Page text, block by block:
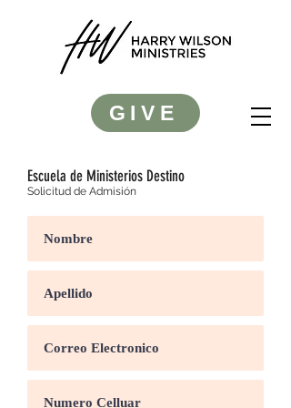
GIVE
Escuela de Ministerios Destino
Solicitud de Admisión